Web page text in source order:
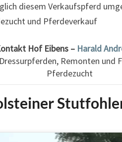
diesem Verkaufspferd
und Pferdeverkauf
Hof Eibens – Harald
Remonten und
Pferdezucht